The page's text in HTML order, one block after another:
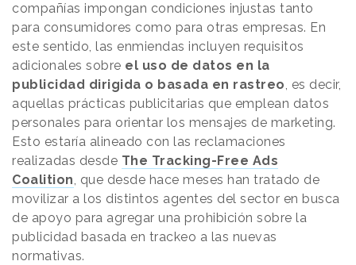
compañías impongan condiciones injustas tanto
para consumidores como para otras empresas. En
este sentido, las enmiendas incluyen requisitos
adicionales sobre el uso de datos en la
publicidad dirigida o basada en rastreo, es decir,
aquellas prácticas publicitarias que emplean datos
personales para orientar los mensajes de marketing.
Esto estaría alineado con las reclamaciones
realizadas desde The Tracking-Free Ads
Coalition, que desde hace meses han tratado de
movilizar a los distintos agentes del sector en busca
de apoyo para agregar una prohibición sobre la
publicidad basada en trackeo a las nuevas
normativas.